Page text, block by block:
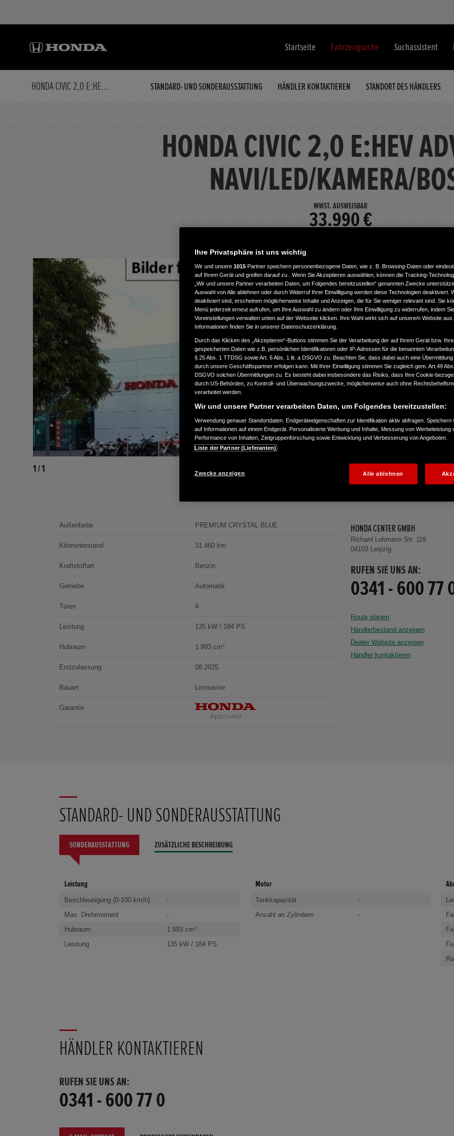
Startseite Fahrzeugsuche Suchassistent
HONDA CIVIC 2,0 E:HEV ADVANCE NAVI/LED/KAMERA/BOSE STANDARD- UND SONDERAUSSTATTUNG HÄNDLER KONTAKTIEREN STANDORT DES HÄNDLERS
HONDA CIVIC 2,0 E:HEV
NAVI/LED/KAMERA/
MWST. AUSWEISBAR
33.990 €
1 / 1
Außenfarbe PREMIUM CRYSTAL BLUE
Kilometerstand 31.460 km
Kraftstoffart Benzin
Getriebe Automatik
Türen 4
Leistung 135 kW / 184 PS
Hubraum 1.993 cm³
Erstzulassung 08.2025
Bauart Limousine
Garantie
HONDA CENTER GMBH
Richard Lehmann Str. 119
04103 Leipzig
RUFEN SIE UNS AN:
0341 - 600 77
Route planen
Händlerbestand anzeigen
Dealer Website anzeigen
Händler kontaktieren
STANDARD- UND SONDERAUSSTATTUNG
SONDERAUSSTATTUNG ZUSÄTZLICHE BESCHREIBUNG
Leistung
Beschleunigung (0-100 km/h)
-
Max. Drehmoment
-
Hubraum
1.993 cm³
Leistung
135 kW / 184 PS
Motor
Tankkapazität
-
Anzahl an Zylindern
-
HÄNDLER KONTAKTIEREN
RUFEN SIE UNS AN:
0341 - 600 77 0
Ihre Privatsphäre ist uns wichtig
Wir und unsere 1015 Partner speichern personenbezogene Daten, wie z. B. Browsing-Daten oder
auf Ihrem Gerät und greifen darauf zu . Wenn Sie Akzeptieren auswählen, können die Tracking-
„Wir und unsere Partner verarbeiten Daten, um Folgendes bereitzustellen“ genannten Zwecke
Auswahl von Alle ablehnen oder durch Widerruf Ihrer Einwilligung werden diese Technologien deaktiviert.
deaktiviert sind, erscheinen möglicherweise Inhalte und Anzeigen, die für Sie weniger relevant sind. Sie
Menü jederzeit erneut aufrufen, um Ihre Auswahl zu ändern oder Ihre Einwilligung zu widerrufen, indem
Voreinstellungen verwalten unten auf der Webseite klicken. Ihre Wahl wirkt sich auf unsere/n Website
Informationen finden Sie in unserer Datenschutzerklärung.
Durch das Klicken des „Akzeptieren“-Buttons stimmen Sie der Verarbeitung der auf Ihrem Gerät bzw.
gespeicherten Daten wie z.B. persönlichen Identifikatoren oder IP-Adressen für die benannten
§ 25 Abs. 1 TTDSG sowie Art. 6 Abs. 1 lit. a DSGVO zu. Beachten Sie, dass dabei auch eine Übermittlung
durch unsere Geschäftspartner erfolgen kann. Mit Ihrer Einwilligung stimmen Sie zugleich gem. Art.49
DSGVO solchen Übermittlungen zu. Es besteht dabei insbesondere das Risiko, dass Ihre Cookie-
durch US-Behörden, zu Kontroll- und Überwachungszwecke, möglicherweise auch ohne
verarbeitet werden.
Wir und unsere Partner verarbeiten Daten, um Folgendes bereitzustellen:
Verwendung genauer Standortdaten. Endgeräteeigenschaften zur Identifikation aktiv abfragen. Speichern
auf Informationen auf einem Endgerät. Personalisierte Werbung und Inhalte, Messung von Werbeleistung
Performance von Inhalten, Zielgruppenforschung sowie Entwicklung und Verbesserung von Angeboten.
Liste der Partner (Lieferanten)
Zwecke anzeigen Alle ablehnen